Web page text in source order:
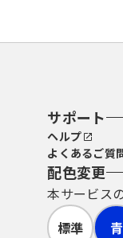
）を必要とするもの
ものとします。
利用者の責任と費用
子証明書を発行した
によるものとみなし
サポート
ヘルプ
よくあるご質
配色変更
本サービス
標準
青